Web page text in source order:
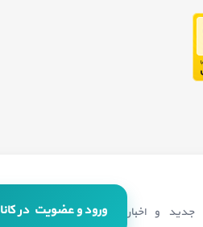
جدید و اخبار
ورود و عضویت در